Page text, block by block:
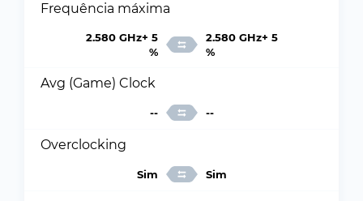
Frequência máxima
2.580 GHz+ 5
%
2.580 GHz+ 5
%
Avg (Game) Clock
-- --
Overclocking
Sim Sim